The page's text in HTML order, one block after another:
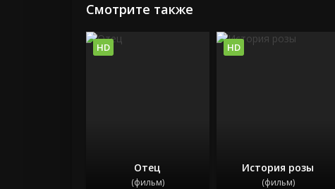
Смотрите также
Отец
(фильм)
HD
История розы
(фильм)
HD